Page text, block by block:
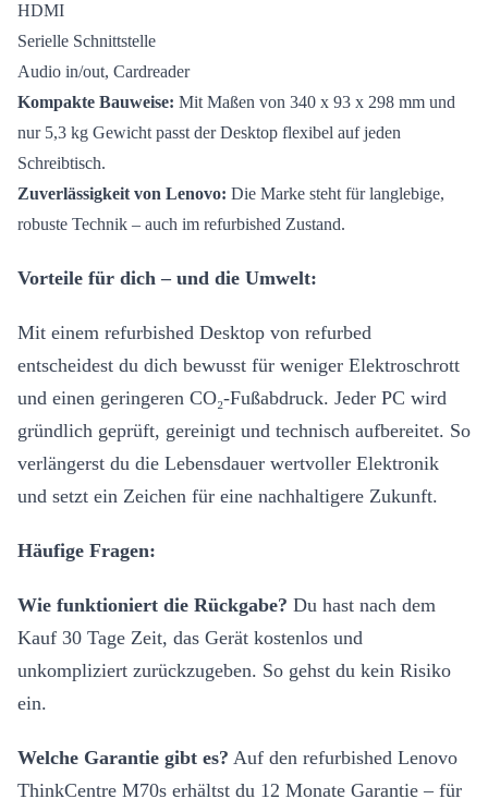
HDMI
Serielle Schnittstelle
Audio in/out, Cardreader
Kompakte Bauweise: Mit Maßen von 340 x 93 x 298 mm und
nur 5,3 kg Gewicht passt der Desktop flexibel auf jeden
Schreibtisch.
Zuverlässigkeit von Lenovo: Die Marke steht für langlebige,
robuste Technik – auch im refurbished Zustand.
Vorteile für dich – und die Umwelt:
Mit einem refurbished Desktop von refurbed
entscheidest du dich bewusst für weniger Elektroschrott
und einen geringeren CO₂-Fußabdruck. Jeder PC wird
gründlich geprüft, gereinigt und technisch aufbereitet. So
verlängerst du die Lebensdauer wertvoller Elektronik
und setzt ein Zeichen für eine nachhaltigere Zukunft.
Häufige Fragen:
Wie funktioniert die Rückgabe? Du hast nach dem
Kauf 30 Tage Zeit, das Gerät kostenlos und
unkompliziert zurückzugeben. So gehst du kein Risiko
ein.
Welche Garantie gibt es? Auf den refurbished Lenovo
ThinkCentre M70s erhältst du 12 Monate Garantie – für